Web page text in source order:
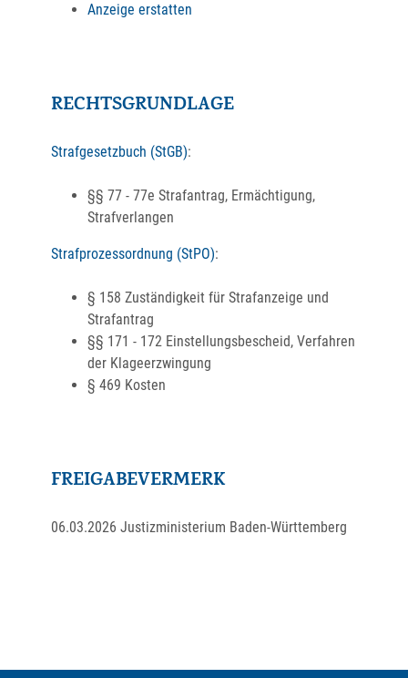
Anzeige erstatten
RECHTSGRUNDLAGE
Strafgesetzbuch (StGB):
§§ 77 - 77e Strafantrag, Ermächtigung,
Strafverlangen
Strafprozessordnung (StPO):
§ 158 Zuständigkeit für Strafanzeige und
Strafantrag
§§ 171 - 172 Einstellungsbescheid, Verfahren
der Klageerzwingung
§ 469 Kosten
FREIGABEVERMERK
06.03.2026 Justizministerium Baden-Württemberg